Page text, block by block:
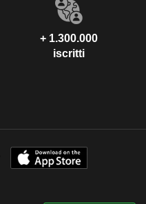
+ 1.300.000
iscritti